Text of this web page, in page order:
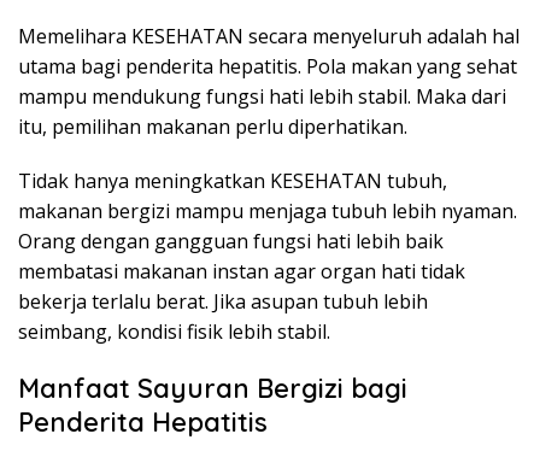
Memelihara KESEHATAN secara menyeluruh adalah hal
utama bagi penderita hepatitis. Pola makan yang sehat
mampu mendukung fungsi hati lebih stabil. Maka dari
itu, pemilihan makanan perlu diperhatikan.
Tidak hanya meningkatkan KESEHATAN tubuh,
makanan bergizi mampu menjaga tubuh lebih nyaman.
Orang dengan gangguan fungsi hati lebih baik
membatasi makanan instan agar organ hati tidak
bekerja terlalu berat. Jika asupan tubuh lebih
seimbang, kondisi fisik lebih stabil.
Manfaat Sayuran Bergizi bagi
Penderita Hepatitis